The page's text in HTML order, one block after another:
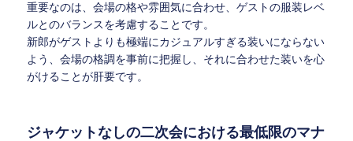
重要なのは、会場の格や雰囲気に合わせ、ゲストの服装レベ
ルとのバランスを考慮することです。
新郎がゲストよりも極端にカジュアルすぎる装いにならない
よう、会場の格調を事前に把握し、それに合わせた装いを心
がけることが肝要です。
ジャケットなしの二次会における最低限のマナ